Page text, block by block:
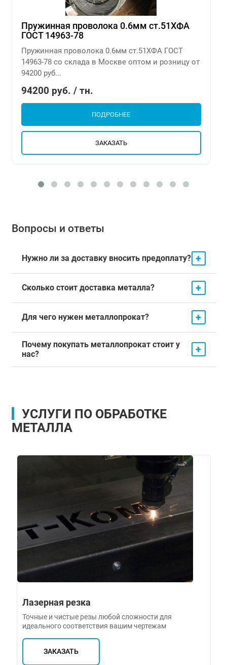
Пружинная проволока 0.6мм ст.51ХФА
ГОСТ 14963-78
Пружинная проволока 0.6мм ст.51ХФА ГОСТ
14963-78 со склада в Москве оптом и розницу от
94200 руб...
94200 руб. / тн.
ПОДРОБНЕЕ
ЗАКАЗАТЬ
Вопросы и ответы
Нужно ли за доставку вносить предоплату? +
Сколько стоит доставка металла? +
Для чего нужен металлопрокат? +
Почему покупать металлопрокат стоит у
нас?
+
УСЛУГИ ПО ОБРАБОТКЕ
МЕТАЛЛА
Лазерная резка
Точные и чистые резы любой сложности для
идеального соответствия вашим чертежам
ЗАКАЗАТЬ